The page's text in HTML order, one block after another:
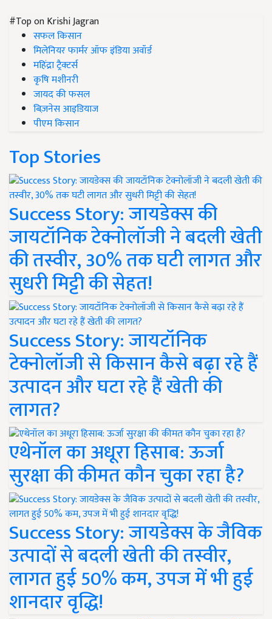
#Top on Krishi Jagran
सफल किसान
मिलेनियर फार्मर ऑफ इंडिया अवॉर्ड
महिंद्रा ट्रैक्टर्स
कृषि मशीनरी
जायद की फसल
बिज़नेस आइडियाज
पीएम किसान
Top Stories
Success Story: जायडेक्स की
जायटॉनिक टेक्नोलॉजी ने बदली खेती
की तस्वीर, 30% तक घटी लागत और
सुधरी मिट्टी की सेहत!
Success Story: जायटॉनिक
टेक्नोलॉजी से किसान कैसे बढ़ा रहे हैं
उत्पादन और घटा रहे हैं खेती की
लागत?
एथेनॉल का अधूरा हिसाब: ऊर्जा
सुरक्षा की कीमत कौन चुका रहा है?
Success Story: जायडेक्स के जैविक
उत्पादों से बदली खेती की तस्वीर,
लागत हुई 50% कम, उपज में भी हुई
शानदार वृद्धि!